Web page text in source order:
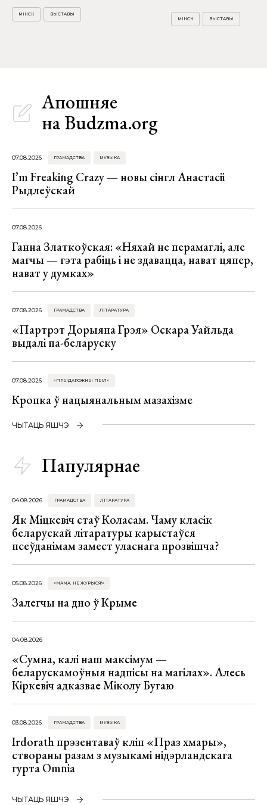
МІНСК
ВЫСТАВЫ
МІНСК
ВЫСТАВЫ
Апошняе
на Budzma.org
07.08.2026 ГРАМАДСТВА МУЗЫКА
I’m Freaking Crazy — новы сінгл Анастасіі
Рыдлеўскай
07.08.2026
Ганна Златкоўская: «Няхай не перамаглі, але
магчы — гэта рабіць і не здавацца, нават цяпер,
нават у думках»
07.08.2026 ГРАМАДСТВА ЛІТАРАТУРА
«Партрэт Дорыяна Грэя» Оскара Уайльда
выдалі па-беларуску
07.08.2026 «ПРЫДАРОЖНЫ ПЫЛ»
Кропка ў нацыянальным мазахізме
ЧЫТАЦЬ ЯШЧЭ
Папулярнае
04.08.2026 ГРАМАДСТВА ЛІТАРАТУРА
Як Міцкевіч стаў Коласам. Чаму класік
беларускай літаратуры карыстаўся
псеўданімам замест уласнага прозвішча?
05.08.2026 «МАМА, НЕ ЖУРЫСЯ!»
Залегчы на дно ў Крыме
04.08.2026
«Сумна, калі наш максімум —
беларускамоўныя надпісы на магілах». Алесь
Кіркевіч адказвае Міколу Бугаю
03.08.2026 ГРАМАДСТВА МУЗЫКА
Irdorath прэзентаваў кліп «Праз хмары»,
створаны разам з музыкамі нідэрландскага
гурта Omnia
ЧЫТАЦЬ ЯШЧЭ